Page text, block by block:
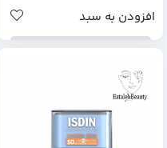
افزودن به سبد